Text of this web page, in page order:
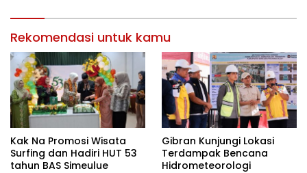
Rekomendasi untuk kamu
Kak Na Promosi Wisata
Surfing dan Hadiri HUT 53
tahun BAS Simeulue
Gibran Kunjungi Lokasi
Terdampak Bencana
Hidrometeorologi